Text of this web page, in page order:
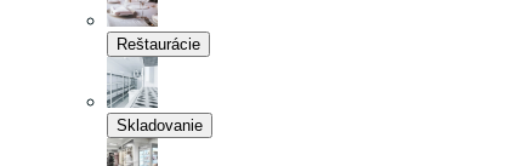
Reštaurácie
Skladovanie